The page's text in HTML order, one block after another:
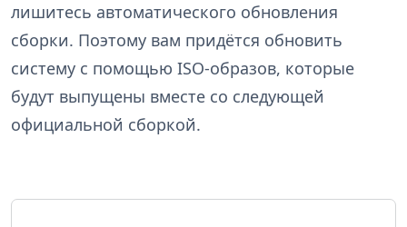
лишитесь автоматического обновления
сборки. Поэтому вам придётся обновить
систему с помощью ISO-образов, которые
будут выпущены вместе со следующей
официальной сборкой.